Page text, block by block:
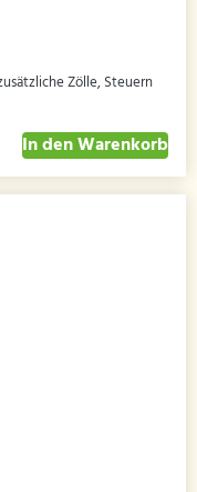
Zölle, Steuern
In den Warenkorb